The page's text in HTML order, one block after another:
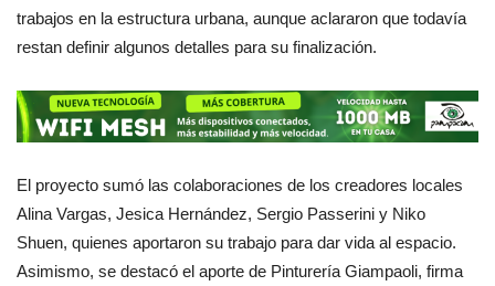
trabajos en la estructura urbana, aunque aclararon que todavía
restan definir algunos detalles para su finalización.
El proyecto sumó las colaboraciones de los creadores locales
Alina Vargas, Jesica Hernández, Sergio Passerini y Niko
Shuen, quienes aportaron su trabajo para dar vida al espacio.
Asimismo, se destacó el aporte de Pinturería Giampaoli, firma